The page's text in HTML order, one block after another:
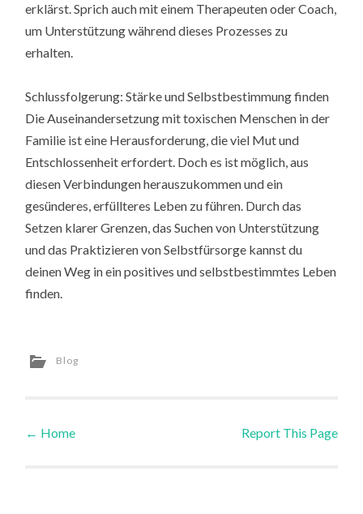
erklärst. Sprich auch mit einem Therapeuten oder Coach,
um Unterstützung während dieses Prozesses zu
erhalten.
Schlussfolgerung: Stärke und Selbstbestimmung finden
Die Auseinandersetzung mit toxischen Menschen in der
Familie ist eine Herausforderung, die viel Mut und
Entschlossenheit erfordert. Doch es ist möglich, aus
diesen Verbindungen herauszukommen und ein
gesünderes, erfüllteres Leben zu führen. Durch das
Setzen klarer Grenzen, das Suchen von Unterstützung
und das Praktizieren von Selbstfürsorge kannst du
deinen Weg in ein positives und selbstbestimmtes Leben
finden.
Blog
Post navigation
← Home Report This Page